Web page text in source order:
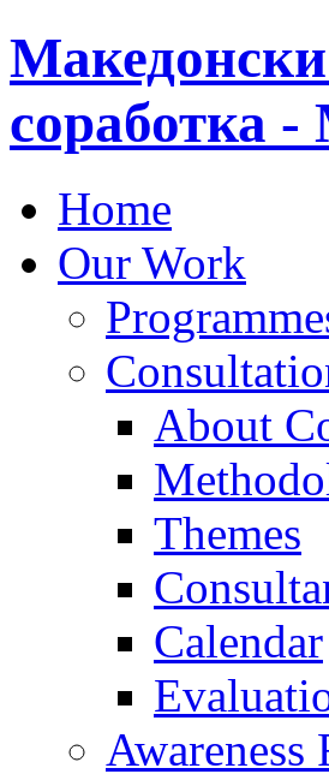
Home
Our Work
About
Themes
Calendar
Awareness